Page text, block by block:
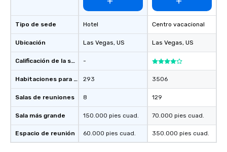
Tipo de sede
Ubicación
Calificación de la sede
Habitaciones para huéspedes
Salas de reuniones
Sala más grande
Espacio de reunión
Hotel
Las Vegas, US
-
293
8
150.000 pies cuad.
60.000 pies cuad.
Centro vacacional
Las Vegas, US
3506
129
70.000 pies cuad.
350.000 pies cuad.